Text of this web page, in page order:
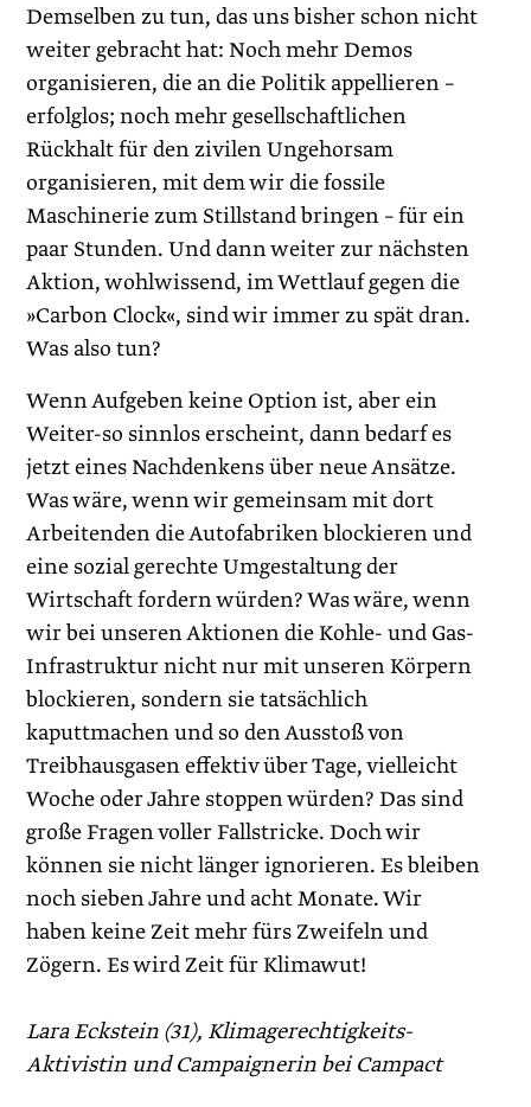
Demselben zu tun, das uns bisher schon nicht
weiter gebracht hat: Noch mehr Demos
organisieren, die an die Politik appellieren –
erfolglos; noch mehr gesellschaftlichen
Rückhalt für den zivilen Ungehorsam
organisieren, mit dem wir die fossile
Maschinerie zum Stillstand bringen – für ein
paar Stunden. Und dann weiter zur nächsten
Aktion, wohlwissend, im Wettlauf gegen die
»Carbon Clock«, sind wir immer zu spät dran.
Was also tun?
Wenn Aufgeben keine Option ist, aber ein
Weiter-so sinnlos erscheint, dann bedarf es
jetzt eines Nachdenkens über neue Ansätze.
Was wäre, wenn wir gemeinsam mit dort
Arbeitenden die Autofabriken blockieren und
eine sozial gerechte Umgestaltung der
Wirtschaft fordern würden? Was wäre, wenn
wir bei unseren Aktionen die Kohle- und Gas-
Infrastruktur nicht nur mit unseren Körpern
blockieren, sondern sie tatsächlich
kaputtmachen und so den Ausstoß von
Treibhausgasen effektiv über Tage, vielleicht
Woche oder Jahre stoppen würden? Das sind
große Fragen voller Fallstricke. Doch wir
können sie nicht länger ignorieren. Es bleiben
noch sieben Jahre und acht Monate. Wir
haben keine Zeit mehr fürs Zweifeln und
Zögern. Es wird Zeit für Klimawut!
Lara Eckstein (31), Klimagerechtigkeits-
Aktivistin und Campaignerin bei Campact